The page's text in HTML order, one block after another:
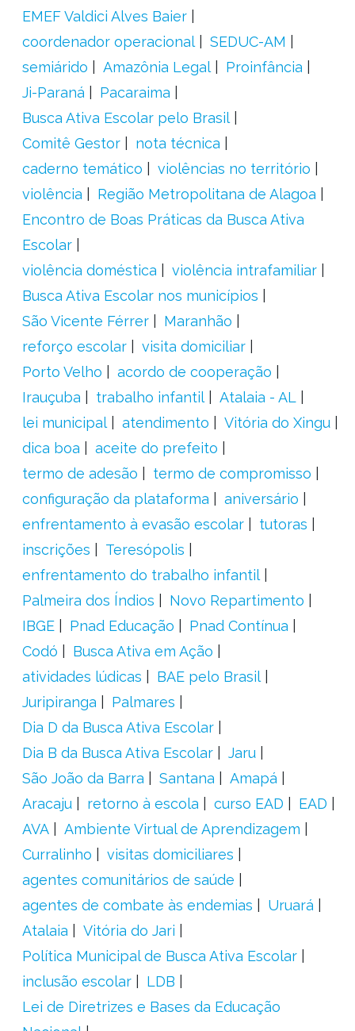
EMEF Valdici Alves Baier
coordenador operacional
SEDUC-AM
semiárido
Amazônia Legal
Proinfância
Ji-Paraná
Pacaraima
Busca Ativa Escolar pelo Brasil
Comitê Gestor
nota técnica
caderno temático
violências no território
violência
Região Metropolitana de Alagoa
Encontro de Boas Práticas da Busca Ativa
Escolar
violência doméstica
violência intrafamiliar
Busca Ativa Escolar nos municípios
São Vicente Férrer
Maranhão
reforço escolar
visita domiciliar
Porto Velho
acordo de cooperação
Irauçuba
trabalho infantil
Atalaia - AL
lei municipal
atendimento
Vitória do Xingu
dica boa
aceite do prefeito
termo de adesão
termo de compromisso
configuração da plataforma
aniversário
enfrentamento à evasão escolar
tutoras
inscrições
Teresópolis
enfrentamento do trabalho infantil
Palmeira dos Índios
Novo Repartimento
IBGE
Pnad Educação
Pnad Contínua
Codó
Busca Ativa em Ação
atividades lúdicas
BAE pelo Brasil
Juripiranga
Palmares
Dia D da Busca Ativa Escolar
Dia B da Busca Ativa Escolar
Jaru
São João da Barra
Santana
Amapá
Aracaju
retorno à escola curso EAD
EAD
AVA
Ambiente Virtual de Aprendizagem
Curralinho
visitas domiciliares
agentes comunitários de saúde
agentes de combate às endemias
Uruará
Atalaia
Vitória do Jari
Política Municipal de Busca Ativa Escolar
inclusão escolar
LDB
Lei de Diretrizes e Bases da Educação